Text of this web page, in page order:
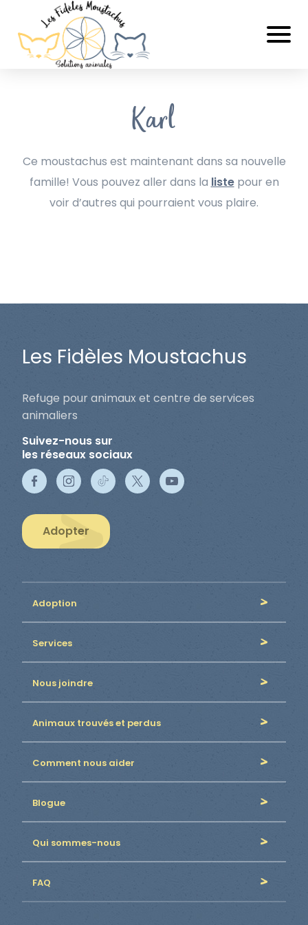
Karl
Ce moustachus est maintenant dans sa nouvelle
famille! Vous pouvez aller dans la listepour en
voir d’autres qui pourraient vous plaire.
Les Fidèles Moustachus
Refuge pour animaux et centre de services
animaliers
Suivez-nous sur
les réseaux sociaux
Adopter
Adoption
Services
Nous joindre
Animaux trouvés et perdus
Comment nous aider
Blogue
Qui sommes-nous
FAQ